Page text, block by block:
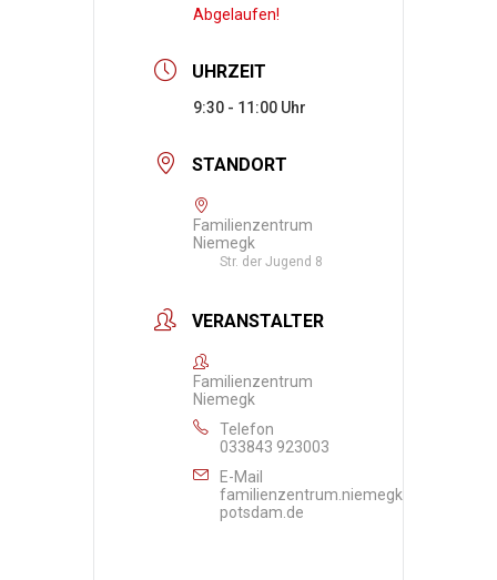
Abgelaufen!
UHRZEIT
9:30 - 11:00
STANDORT
Familienzentrum
Niemegk
Str. der Jugend 8
VERANSTALTER
Familienzentrum
Niemegk
Telefon
033843 923003
E-Mail
familienzentrum.niemegk@awo-
potsdam.de